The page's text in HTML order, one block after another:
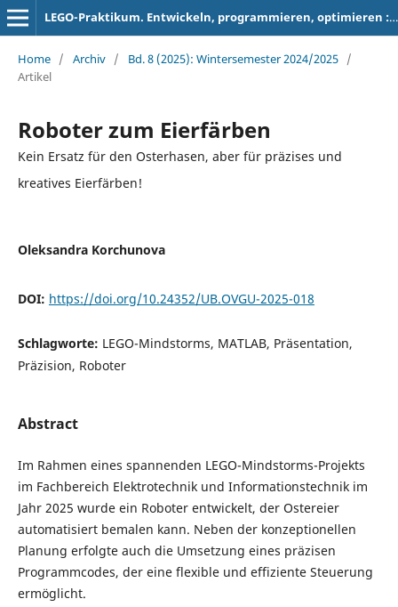
LEGO-Praktikum. Entwickeln, programmieren, optimieren : Berichte der Studierenden zum Projektseminar Elektrotechnik/Informationstechnik
Home / Archiv / Bd. 8 (2025): Wintersemester 2024/2025 /
Artikel
Roboter zum Eierfärben
Kein Ersatz für den Osterhasen, aber für präzises und
kreatives Eierfärben!
Oleksandra Korchunova
DOI: https://doi.org/10.24352/UB.OVGU-2025-018
Schlagworte: LEGO-Mindstorms, MATLAB, Präsentation,
Präzision, Roboter
Abstract
Im Rahmen eines spannenden LEGO-Mindstorms-Projekts
im Fachbereich Elektrotechnik und Informationstechnik im
Jahr 2025 wurde ein Roboter entwickelt, der Ostereier
automatisiert bemalen kann. Neben der konzeptionellen
Planung erfolgte auch die Umsetzung eines präzisen
Programmcodes, der eine flexible und effiziente Steuerung
ermöglicht.